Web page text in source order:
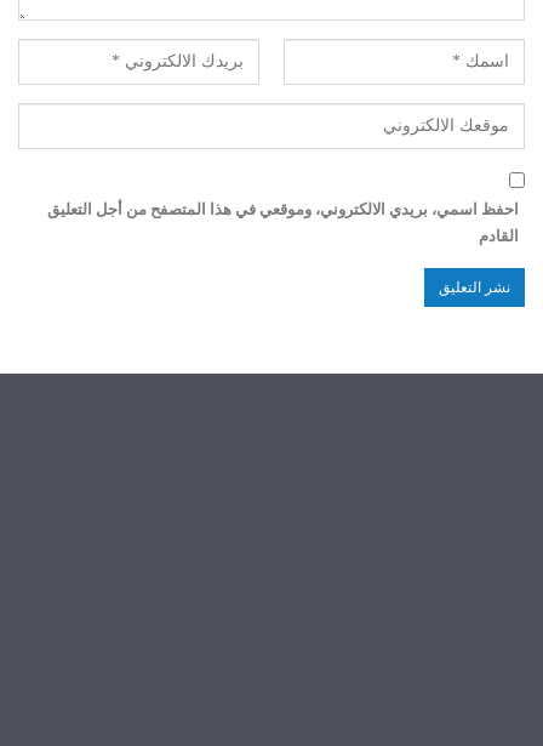
احفظ اسمي، بريدي الالكتروني، وموقعي في هذا المتصفح من أجل التعليق
القادم